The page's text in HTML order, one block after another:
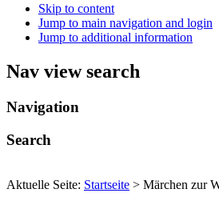
Skip to content
Jump to main navigation and login
Jump to additional information
Nav view search
Navigation
Search
Aktuelle Seite: Startseite > Märchen zur